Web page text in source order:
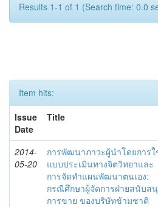
Results 1-1 of 1 (Search time: 0.0
Item hits:
Issue
Date
Title
2014-
05-20
การพัฒนาภาวะผู้นำโดยการ
แบบประเมินทางจิตวิทยาและ
การจัดทำแผนพัฒนาตนเอง:
กรณีศึกษาผู้จัดการฝ่ายสนับส
การขาย ของบริษัทข้ามชาติ